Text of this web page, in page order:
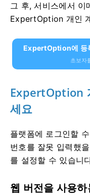
그 후, 서비스에서 이
ExpertOption 개인
ExpertOption에 등
초보자
ExpertOption
세요
플랫폼에 로그인할
번호를 잘못 입력했
를 설정할 수 있습니
웹 버전을 사용하